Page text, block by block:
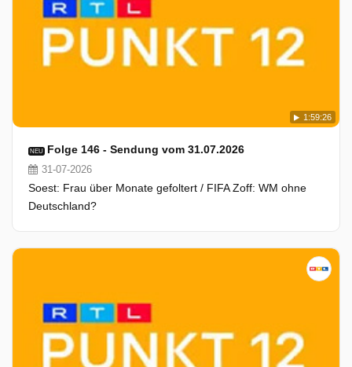
1:59:26
NEU Folge 146 - Sendung vom 31.07.2026
31-07-2026
Soest: Frau über Monate gefoltert / FIFA Zoff: WM ohne
Deutschland?